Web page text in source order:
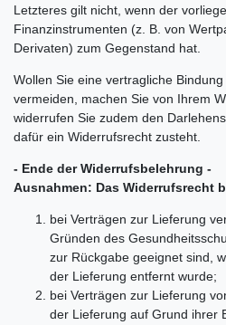
Letzteres gilt nicht, wenn der
Finanzinstrumenten (z. B. von
Derivaten) zum Gegenstand hat.
Wollen Sie eine vertragliche
vermeiden, machen Sie von Ihrem
widerrufen Sie zudem den
dafür ein Widerrufsrecht zusteht.
- Ende der Widerrufsbelehrung -
Ausnahmen: Das Widerrufsrecht
bei Verträgen zur Lieferung
Gründen des
zur Rückgabe geeignet sind,
der Lieferung entfernt wurde;
bei Verträgen zur Lieferung
der Lieferung auf Grund ihrer